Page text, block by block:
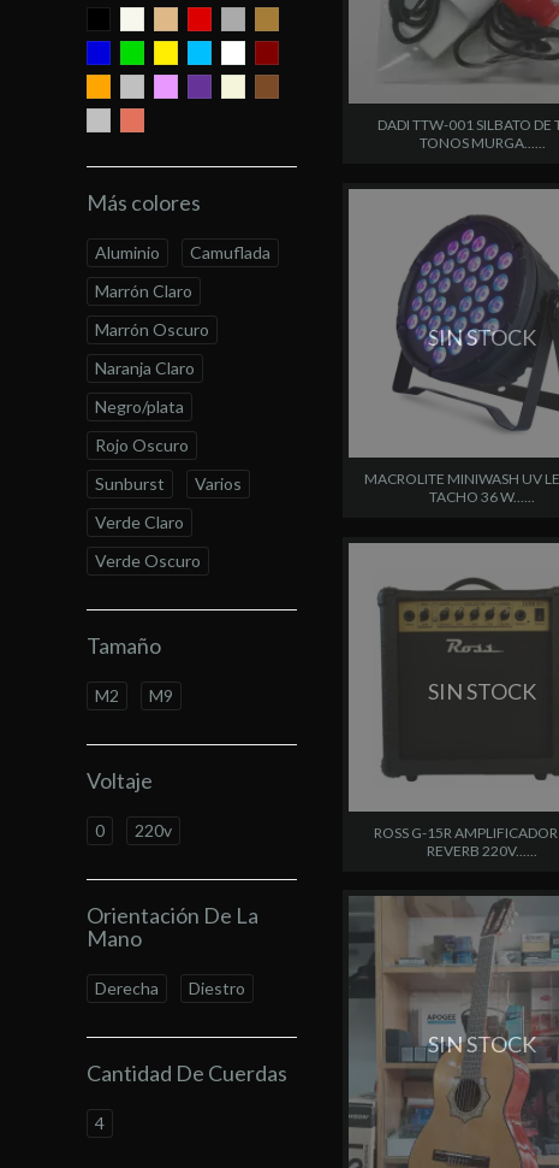
Más colores
Aluminio
Camuflada
Marrón Claro
Marrón Oscuro
Naranja Claro
Negro/plata
Rojo Oscuro
Sunburst
Varios
Verde Claro
Verde Oscuro
Tamaño
M2 M9
Voltaje
0 220v
Orientación De La
Mano
Derecha Diestro
Cantidad De Cuerdas
4
DADI TTW-001 SILBATO DE
TONOS MURGA......
SIN STOCK
MACROLITE MINIWASH UV
TACHO 36 W......
SIN STOCK
ROSS G-15R
REVERB 220V......
SIN STOCK